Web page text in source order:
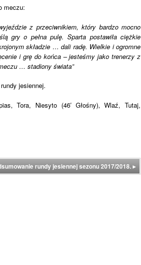
meczu:
z przeciwnikiem, który bardzo mocno
gry o pełna pulę. Sparta postawiła ciężkie
składzie … dali radę. Wielkie i ogromne
i grę do końca – jesteśmy jako trenerzy z
… stadiony świata”
jesiennej.
Tora, Niesyto (46′ Głośny), Wlaź, Tutaj,
rundy jesiennej sezonu 2017/2018.▸